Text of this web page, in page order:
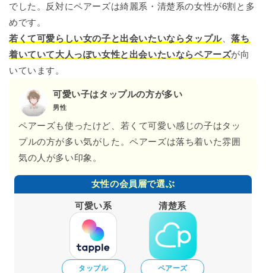
でした。反対にペアーズは綺麗系・清楚系の女性が6割 と多
めです。
若くて可愛らしい女の子と出会いたいならタップル、落ち
着いていて大人っぽい女性と出会いたいならペアーズが向
いています。
可愛い子はタップルの方が多い
男性
ペアーズも使ったけど、若くて可愛い感じの子はタッ
プルの方が多い気がした。ペアーズは落ち着いた雰囲
気の人が多い印象。
女性の会員層で選ぶ
可愛い系
タップル
清楚系
ペアーズ